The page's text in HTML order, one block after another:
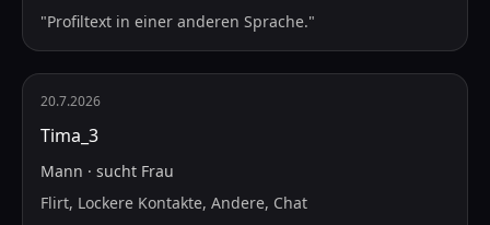
"Profiltext in einer anderen Sprache."
20.7.2026
Tima_3
Mann · sucht Frau
Flirt, Lockere Kontakte, Andere, Chat